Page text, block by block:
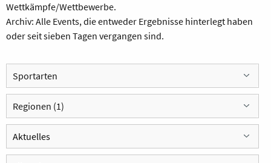
Wettkämpfe/Wettbewerbe.
Archiv: Alle Events, die entweder Ergebnisse hinterlegt haben
oder seit sieben Tagen vergangen sind.
Sportarten
Regionen (1)